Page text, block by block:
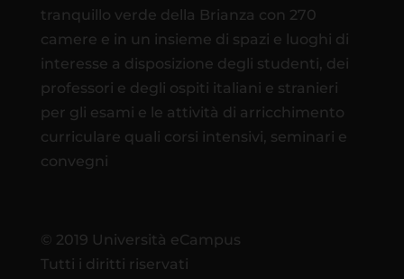
tranquillo verde della Brianza con 270
camere e in un insieme di spazi e luoghi di
interesse a disposizione degli studenti, dei
professori e degli ospiti italiani e stranieri
per gli esami e le attività di arricchimento
curriculare quali corsi intensivi, seminari e
convegni
© 2019 Università eCampus
Tutti i diritti riservati